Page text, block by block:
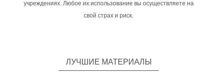
учреждениях. Любое их использование вы осуществляете на
свой страх и риск.
ЛУЧШИЕ МАТЕРИАЛЫ